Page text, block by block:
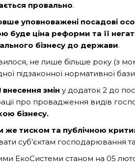
провально.
уповноважені посадові
буде ціна реформи та її
бізнесу до держави.
не лише більше року (з
підзаконної нормативної
внесення змін у додаток 2 до
про провадження видів
бізнесу.
же тиском та публічною
суб’єктам господарювання
ЕкоСистеми станом на 05